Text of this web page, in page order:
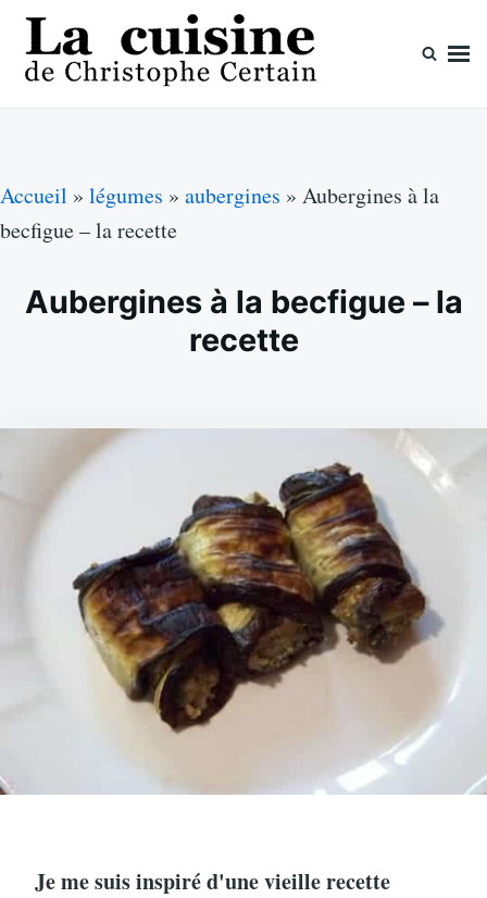
Skip
content
Search
for:
Accueil » légumes » aubergines » Aubergines à la
becfigue – la recette
Aubergines à la becfigue – la
recette
Je me suis inspiré d'une vieille recette